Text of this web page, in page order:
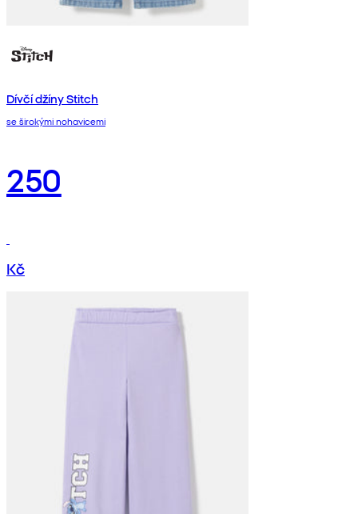
Dívčí džíny Stitch
se širokými nohavicemi
250
Kč